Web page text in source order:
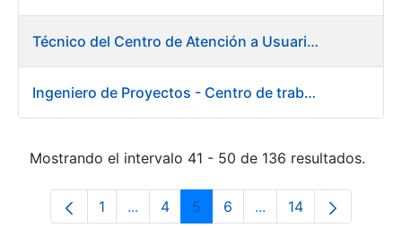
Técnico del Centro de Atención a Usuarios - Centro de trabajo de Burgos
Ingeniero de Proyectos - Centro de trabajo de Burgos
Mostrando el intervalo 41 - 50 de 136 resultados.
Página
1 ...Páginas intermedias Use TAB para
Página
4 Página
5 Página
6 ...Páginas intermedias
Página
14